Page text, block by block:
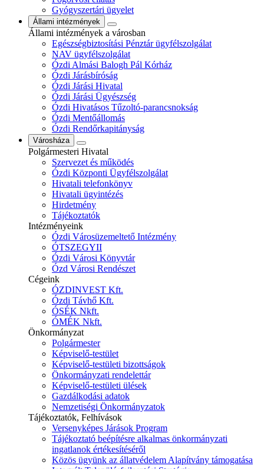
Gyógyszertári ügyelet
Állami intézmények
Állami intézmények a városban
Egészségbiztosítási Pénztár ügyfélszolgálat
NAV ügyfélszolgálat
Ózdi Almási Balogh Pál Kórház
Ózdi Járásbíróság
Ózdi Járási Hivatal
Ózdi Járási Ügyészség
Ózdi Hivatásos Tűzoltó-parancsnokság
Ózdi Mentőállomás
Ózdi Rendőrkapitányság
Városháza
Polgármesteri Hivatal
Szervezet és működés
Ózdi Központi Ügyfélszolgálat
Hivatali telefonkönyv
Hivatali ügyintézés
Hirdetmény
Tájékoztatók
Intézményeink
Ózdi Városüzemeltető Intézmény
ÓTSZEGYII
Ózdi Városi Könyvtár
Ózd Városi Rendészet
Cégeink
ÓZDINVEST Kft.
Ózdi Távhő Kft.
ÓSÉK Nkft.
ÓMÉK Nkft.
Önkormányzat
Polgármester
Képviselő-testület
Képviselő-testületi bizottságok
Önkormányzati rendelettár
Képviselő-testületi ülések
Gazdálkodási adatok
Nemzetiségi Önkormányzatok
Tájékoztatók, Felhívások
Versenyképes Járások Program
Tájékoztató beépítésre alkalmas önkormányzati
ingatlanok értékesítéséről
Közös ügyünk az állatvédelem Alapítvány támogatása